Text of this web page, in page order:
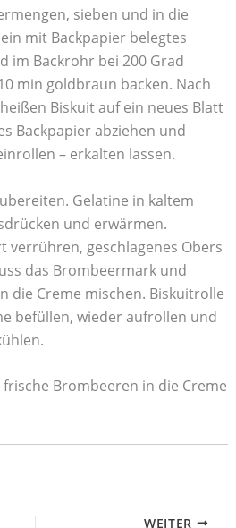
sieben und in die
mit Backpapier belegtes
im Backrohr bei 200 Grad
min goldbraun backen. Nach
Biskuit auf ein neues Blatt
Backpapier abziehen und
– erkalten lassen.
Gelatine in kaltem
und erwärmen.
verrühren, geschlagenes Obers
das Brombeermark und
die Creme mischen. Biskuitrolle
befüllen, wieder aufrollen und
Brombeeren in die Creme
WEITER